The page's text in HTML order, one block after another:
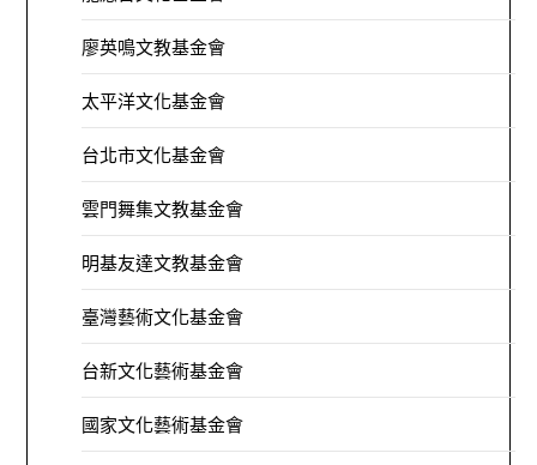
廖英鳴文教基金會
太平洋文化基金會
台北市文化基金會
雲門舞集文教基金會
明基友達文教基金會
臺灣藝術文化基金會
台新文化藝術基金會
國家文化藝術基金會